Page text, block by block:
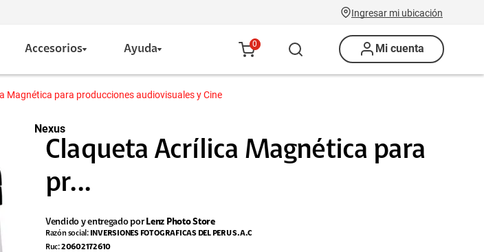
Ingresar mi ubicación
Accesorios Ayuda 0 Mi cuenta
Magnética para producciones audiovisuales y Cine
Nexus
Claqueta Acrílica Magnética para
pr...
Vendido y entregado por Lenz Photo Store
Razón social: INVERSIONES FOTOGRAFICAS DEL PERU S.A.C
Ruc:20602172610